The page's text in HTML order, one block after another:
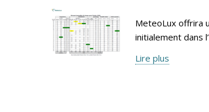
MeteoLux offrira
initialement dans
Lire plus